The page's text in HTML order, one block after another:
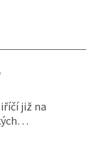
již na